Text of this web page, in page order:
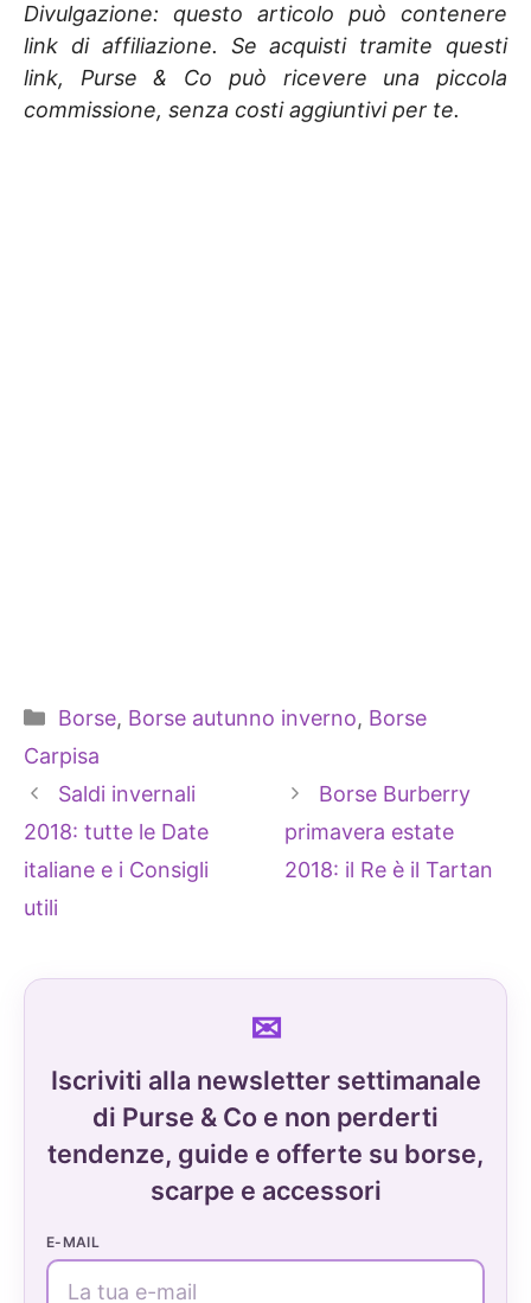
Divulgazione: questo articolo può contenere
link di affiliazione. Se acquisti tramite questi
link, Purse & Co può ricevere una piccola
commissione, senza costi aggiuntivi per te.
Categorie
Borse, Borse autunno inverno, Borse
Carpisa
Saldi invernali
2018: tutte le Date
italiane e i Consigli
utili
Borse Burberry
primavera estate
2018: il Re è il Tartan
Iscriviti alla newsletter settimanale
di Purse & Co e non perderti
tendenze, guide e offerte su borse,
scarpe e accessori
E-MAIL